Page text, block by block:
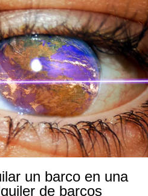
un barco en una
de barcos